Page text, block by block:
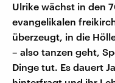
Ulrike wächst in den
evangelikalen
überzeugt, in die
– also tanzen geht,
Dinge tut. Es dauert